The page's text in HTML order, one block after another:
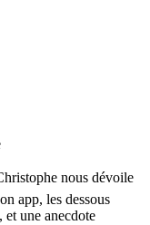
nous dévoile
app, les dessous
une anecdote